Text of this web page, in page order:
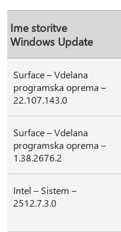
Ime storitve
Windows Update
Surface – Vdelana
programska oprema –
22.107.143.0
Surface – Vdelana
programska oprema –
1.38.2676.2
Intel – Sistem –
2512.7.3.0